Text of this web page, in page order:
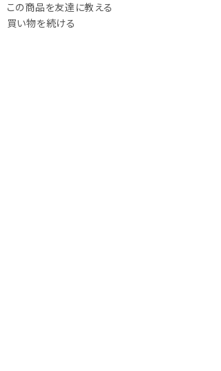
テム
この商品を友達に教える
買い物を続ける